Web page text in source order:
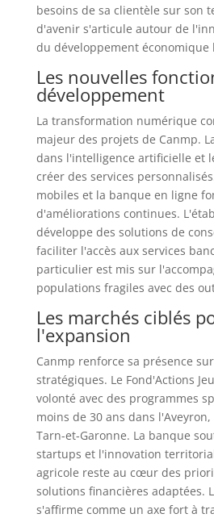
besoins de sa clientèle sur son
d'avenir s'articule autour de
du développement économique
Les nouvelles
développement
La transformation numérique
majeur des projets de Canmp.
dans l'intelligence artificielle et
créer des services
mobiles et la banque en ligne
d'améliorations continues.
développe des solutions de
faciliter l'accès aux services
particulier est mis sur
populations fragiles avec des
Les marchés ciblés
l'expansion
Canmp renforce sa présence
stratégiques. Le Fond'Actions
volonté avec des programmes
moins de 30 ans dans
Tarn-et-Garonne. La banque
startups et l'innovation
agricole reste au cœur des
solutions financières adaptées.
s'affirme comme un axe fort à